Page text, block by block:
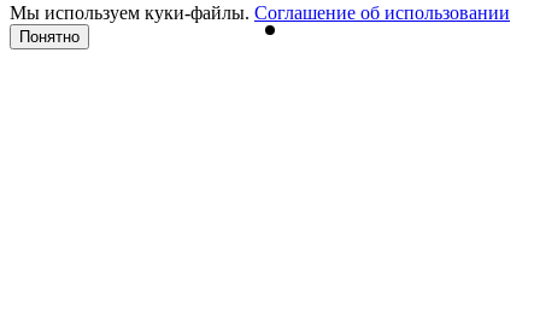
Мы используем куки-файлы. Соглашение об использовании
Понятно